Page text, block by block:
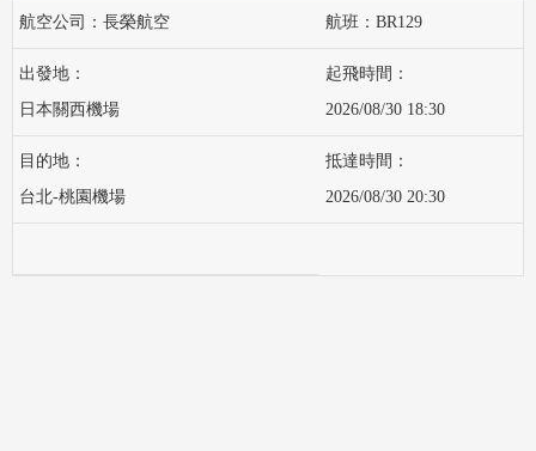
長榮航空 BR129
日本關西機場 2026/08/30 18:30
台北-桃園機場 2026/08/30 20:30